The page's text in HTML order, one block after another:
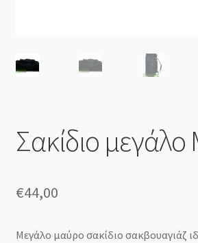
Προσωπικά Δεδομένα
Ταμείο
Τι χρειάζεται ο νεοσύλλεκτος;
Σακίδιο
€44,00
Μεγάλο μαύρο σακίδιο σακβουαγιάζ